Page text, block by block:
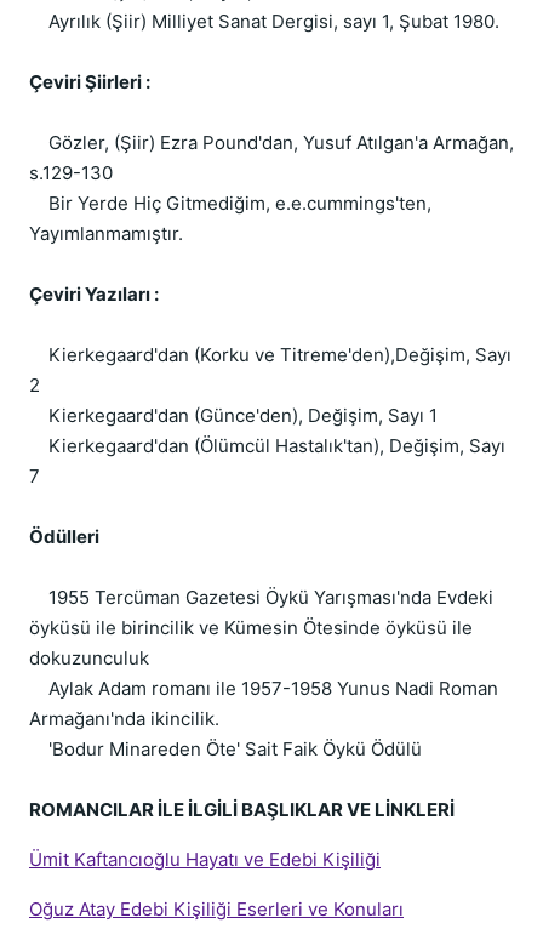
Ayrılık (Şiir) Milliyet Sanat Dergisi, sayı 1, Şubat 1980.
Çeviri Şiirleri :
Gözler, (Şiir) Ezra Pound'dan, Yusuf Atılgan'a Armağan,
s.129-130
Bir Yerde Hiç Gitmediğim, e.e.cummings'ten,
Yayımlanmamıştır.
Çeviri Yazıları :
Kierkegaard'dan (Korku ve Titreme'den),Değişim, Sayı
2
Kierkegaard'dan (Günce'den), Değişim, Sayı 1
Kierkegaard'dan (Ölümcül Hastalık'tan), Değişim, Sayı
7
Ödülleri
1955 Tercüman Gazetesi Öykü Yarışması'nda Evdeki
öyküsü ile birincilik ve Kümesin Ötesinde öyküsü ile
dokuzunculuk
Aylak Adam romanı ile 1957-1958 Yunus Nadi Roman
Armağanı'nda ikincilik.
'Bodur Minareden Öte' Sait Faik Öykü Ödülü
ROMANCILAR İLE İLGİLİ BAŞLIKLAR VE LİNKLERİ
Ümit Kaftancıoğlu Hayatı ve Edebi Kişiliği
Oğuz Atay Edebi Kişiliği Eserleri ve Konuları